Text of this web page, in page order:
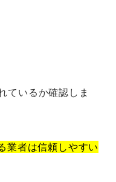
いるか確認しま
業者は信頼しやすい